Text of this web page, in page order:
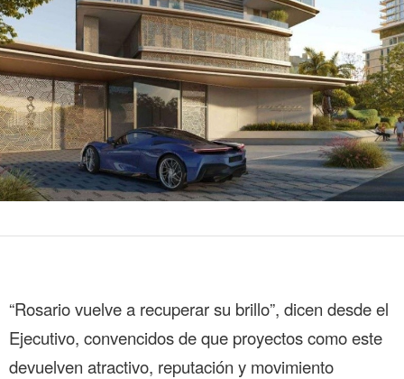
“Rosario vuelve a recuperar su brillo”, dicen desde el
Ejecutivo, convencidos de que proyectos como este
devuelven atractivo, reputación y movimiento